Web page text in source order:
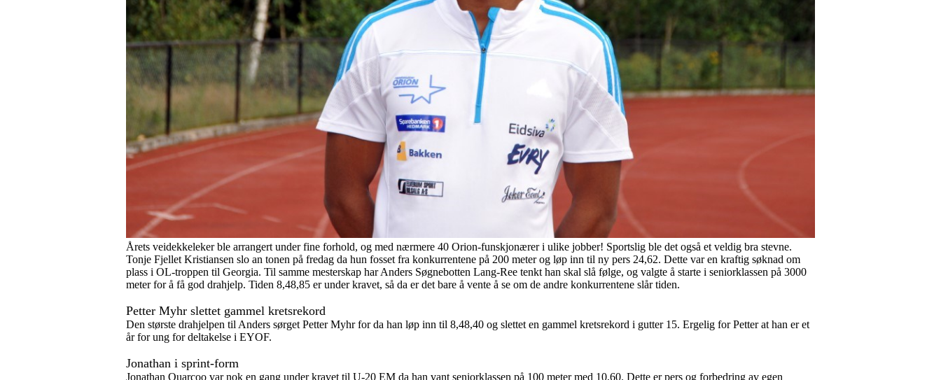
Årets veidekkeleker ble arrangert under fine forhold, og med nærmere 40 Orion-funskjonærer i ulike jobber! Sportslig ble det også et veldig bra stevne.
Tonje Fjellet Kristiansen slo an tonen på fredag da hun fosset fra konkurrentene på 200 meter og løp inn til ny pers 24,62. Dette var en kraftig søknad om
plass i OL-troppen til Georgia. Til samme mesterskap har Anders Søgnebotten Lang-Ree tenkt han skal slå følge, og valgte å starte i seniorklassen på 3000
meter for å få god drahjelp. Tiden 8,48,85 er under kravet, så da er det bare å vente å se om de andre konkurrentene slår tiden.
Petter Myhr slettet gammel kretsrekord
Den største drahjelpen til Anders sørget Petter Myhr for da han løp inn til 8,48,40 og slettet en gammel kretsrekord i gutter 15. Ergelig for Petter at han er et
år for ung for deltakelse i EYOF.
Jonathan i sprint-form
Jonathan Quarcoo var nok en gang under kravet til U-20 EM da han vant seniorklassen på 100 meter med 10,60. Dette er pers og forbedring av egen